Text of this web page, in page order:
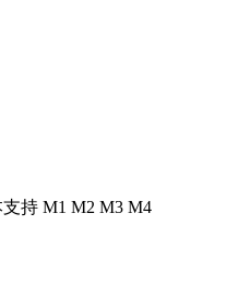
持 M1 M2 M3 M4